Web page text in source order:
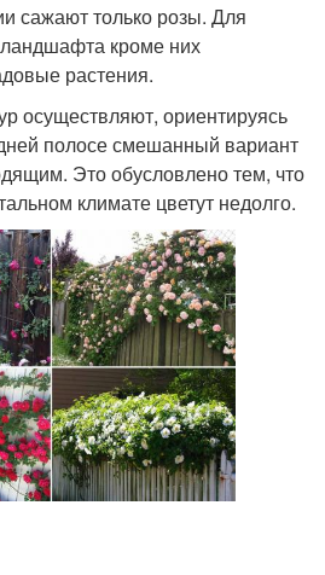
сажают только розы. Для
кроме них
растения.
осуществляют, ориентируясь
полосе смешанный вариант
Это обусловлено тем, что
климате цветут недолго.